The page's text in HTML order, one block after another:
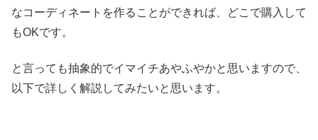
なコーディネートを作ることができれば、どこで購入して
もOKです。
と言っても抽象的でイマイチあやふやかと思いますので、
以下で詳しく解説してみたいと思います。